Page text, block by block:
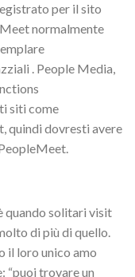
per il sito
normalmente
. People Media,
siti come
quindi dovresti avere
quando solitari visit
di più di quello.
il loro unico amo
“puoi trovare un